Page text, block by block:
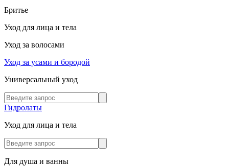
Бритье
Уход для лица и тела
Уход за волосами
Уход за усами и бородой
Универсальный уход
Гидролаты
Уход для лица и тела
Для душа и ванны